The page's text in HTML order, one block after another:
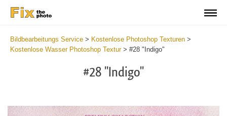
Bildbearbeitungs Service > Kostenlose Photoshop Texturen >
Kostenlose Wasser Photoshop Textur> #28 "Indigo"
#28 "Indigo"